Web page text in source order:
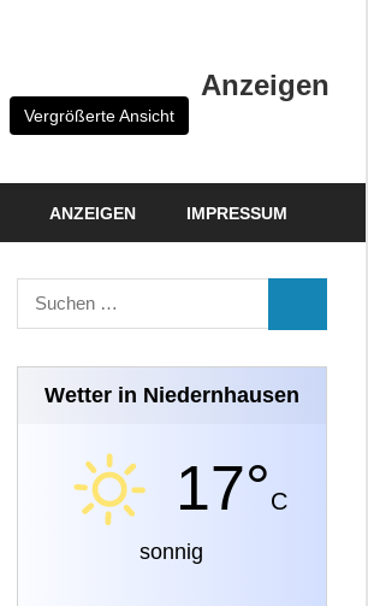
Anzeigen
Vergrößerte Ansicht
ANZEIGEN IMPRESSUM
Suchen
nach:
Wetter in Niedernhausen
17°C
sonnig